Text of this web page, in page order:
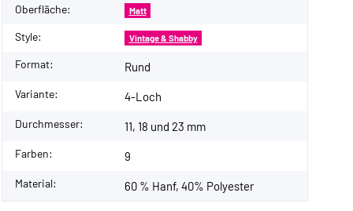
Oberfläche: Matt
Style: Vintage & Shabby
Format: Rund
Variante: 4-Loch
Durchmesser: 11, 18 und 23 mm
Farben: 9
Material: 60 % Hanf, 40% Polyester